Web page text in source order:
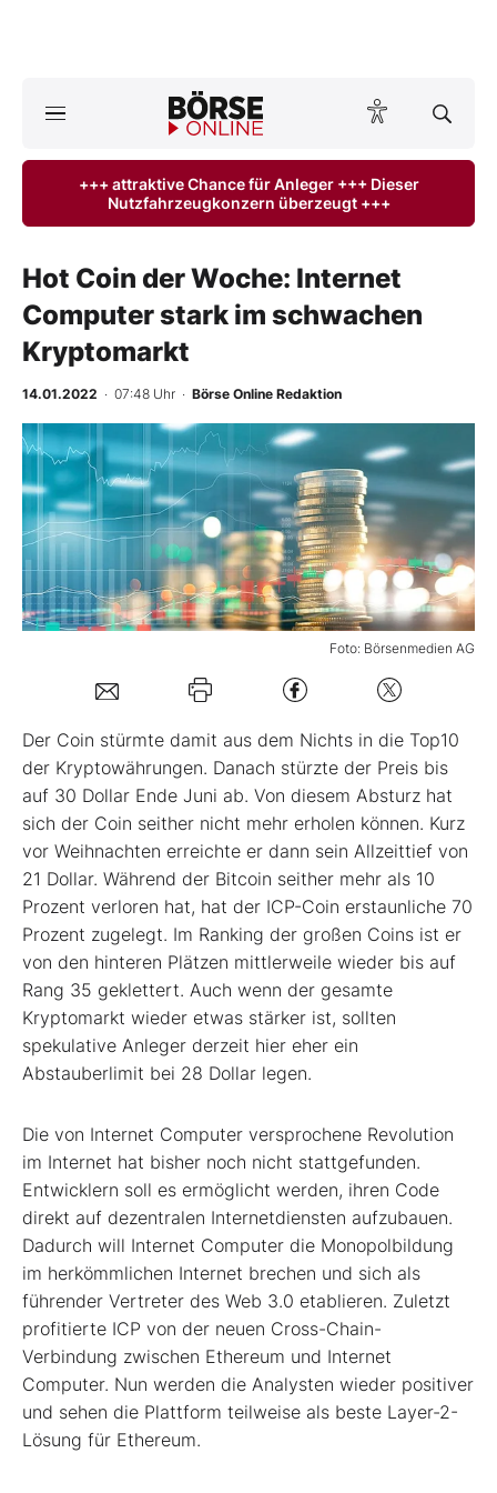
ktuelle Ausgabe BÖRSE ONLINE lesen
Anlageprodukte
Finanz-Check
Abo & Shop
BO-Musterdepots
Experten
Mein B:O
Mein Konto
Folgen Sie uns
Kontakt
+++ attraktive Chance für Anleger +++ Dieser
Nutzfahrzeugkonzern überzeugt +++
Hot Coin der Woche: Internet
Computer stark im schwachen
Kryptomarkt
14.01.2022 · 07:48 Uhr · Börse Online Redaktion
Foto: Börsenmedien AG
Der Coin stürmte damit aus dem Nichts in die Top10
der Kryptowährungen. Danach stürzte der Preis bis
auf 30 Dollar Ende Juni ab. Von diesem Absturz hat
sich der Coin seither nicht mehr erholen können. Kurz
vor Weihnachten erreichte er dann sein Allzeittief von
21 Dollar. Während der Bitcoin seither mehr als 10
Prozent verloren hat, hat der ICP-Coin erstaunliche 70
Prozent zugelegt. Im Ranking der großen Coins ist er
von den hinteren Plätzen mittlerweile wieder bis auf
Rang 35 geklettert. Auch wenn der gesamte
Kryptomarkt wieder etwas stärker ist, sollten
spekulative Anleger derzeit hier eher ein
Abstauberlimit bei 28 Dollar legen.
Die von Internet Computer versprochene Revolution
im Internet hat bisher noch nicht stattgefunden.
Entwicklern soll es ermöglicht werden, ihren Code
direkt auf dezentralen Internetdiensten aufzubauen.
Dadurch will Internet Computer die Monopolbildung
im herkömmlichen Internet brechen und sich als
führender Vertreter des Web 3.0 etablieren. Zuletzt
profitierte ICP von der neuen Cross-Chain-
Verbindung zwischen Ethereum und Internet
Computer. Nun werden die Analysten wieder positiver
und sehen die Plattform teilweise als beste Layer-2-
Lösung für Ethereum.